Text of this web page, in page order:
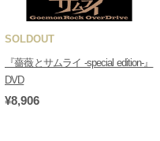
SOLDOUT
『薔薇とサムライ -special edition-』
DVD
¥8,906